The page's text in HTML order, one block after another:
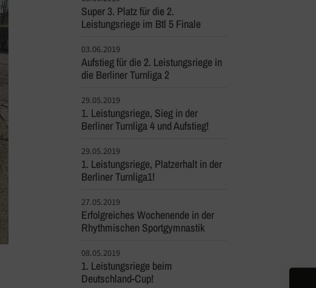
Super 3. Platz für die 2.
Leistungsriege im Btl 5 Finale
03.06.2019
Aufstieg für die 2. Leistungsriege in
die Berliner Turnliga 2
29.05.2019
1. Leistungsriege, Sieg in der
Berliner Turnliga 4 und Aufstieg!
29.05.2019
1. Leistungsriege, Platzerhalt in der
Berliner Turnliga1!
27.05.2019
Erfolgreiches Wochenende in der
Rhythmischen Sportgymnastik
08.05.2019
1. Leistungsriege beim
Deutschland-Cup!